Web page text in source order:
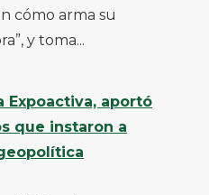
cómo arma su
y toma...
Expoactiva, aportó
que instaron a